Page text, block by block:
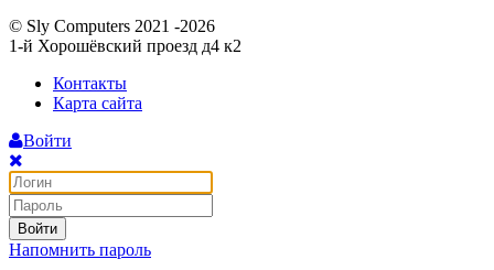
© Sly Computers 2021 -2026
1-й Хорошёвский проезд д4 к2
Контакты
Карта сайта
Войти
Войти
Напомнить пароль